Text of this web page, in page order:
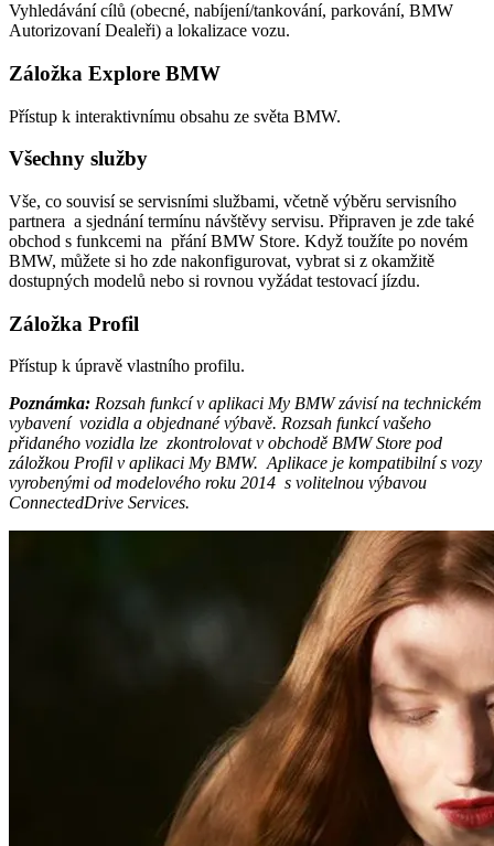
Vyhledávání cílů (obecné, nabíjení/tankování, parkování, BMW
Autorizovaní Dealeři) a lokalizace vozu.
Záložka Explore BMW
Přístup k interaktivnímu obsahu ze světa BMW.
Všechny služby
Vše, co souvisí se servisními službami, včetně výběru servisního
partnera a sjednání termínu návštěvy servisu. Připraven je zde také
obchod s funkcemi na přání BMW Store. Když toužíte po novém
BMW, můžete si ho zde nakonfigurovat, vybrat si z okamžitě
dostupných modelů nebo si rovnou vyžádat testovací jízdu.
Záložka Profil
Přístup k úpravě vlastního profilu.
Poznámka: Rozsah funkcí v aplikaci My BMW závisí na technickém
vybavení vozidla a objednané výbavě. Rozsah funkcí vašeho
přidaného vozidla lze zkontrolovat v obchodě BMW Store pod
záložkou Profil v aplikaci My BMW. Aplikace je kompatibilní s vozy
vyrobenými od modelového roku 2014 s volitelnou výbavou
ConnectedDrive Services.